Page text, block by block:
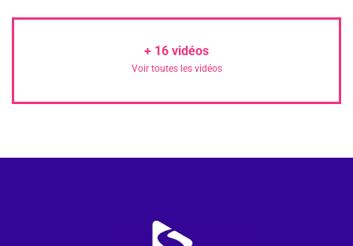
+ 16 vidéos
Voir toutes les vidéos